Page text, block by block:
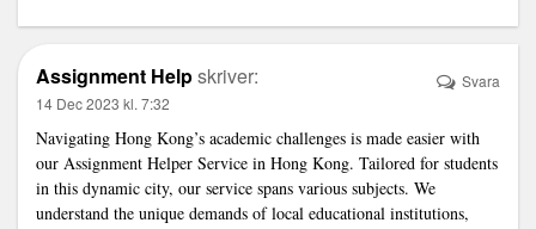
Assignment Helpskriver:
14 Dec 2023 kl. 7:32
Navigating Hong Kong’s academic challenges is made easier with
our Assignment Helper Service in Hong Kong. Tailored for students
in this dynamic city, our service spans various subjects. We
understand the unique demands of local educational institutions,
Svara